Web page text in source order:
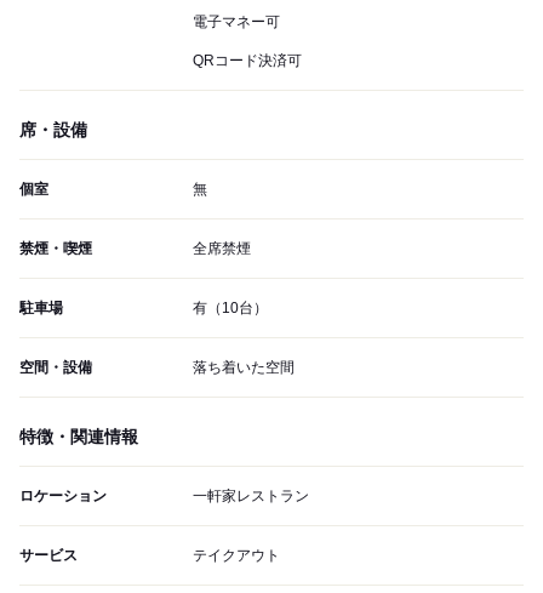
電子マネー可
QRコード決済可
席・設備
個室 無
禁煙・喫煙 全席禁煙
駐車場 有（10台）
空間・設備 落ち着いた空間
特徴・関連情報
ロケーション 一軒家レストラン
サービス テイクアウト